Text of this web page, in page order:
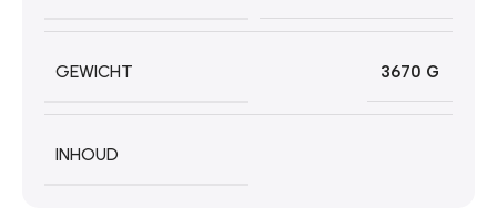
GEWICHT 3670 G
INHOUD